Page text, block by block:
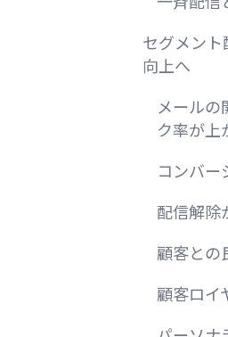
セグメント
向上へ
メールの
ク率が上
コンバー
配信解除
顧客との
顧客ロイ